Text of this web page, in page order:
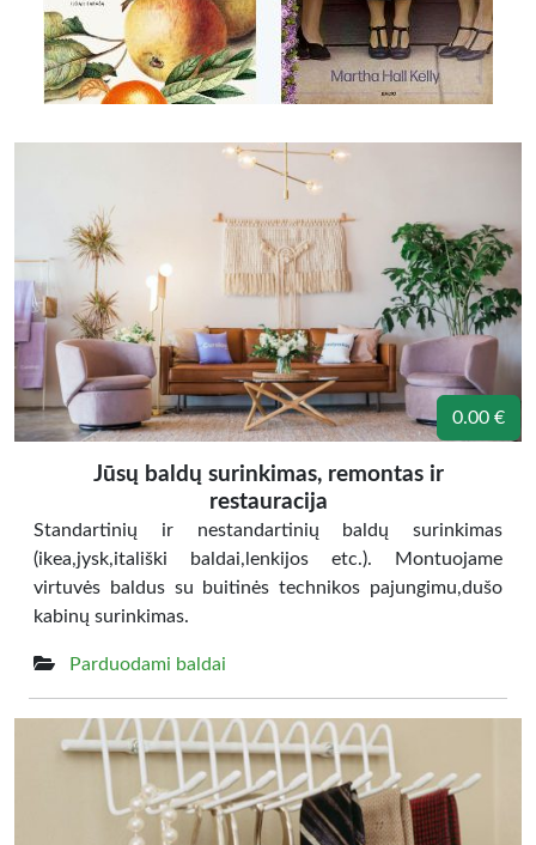
0.00 €
Jūsų baldų surinkimas, remontas ir
restauracija
Standartinių ir nestandartinių baldų surinkimas
(ikea,jysk,itališki baldai,lenkijos etc.). Montuojame
virtuvės baldus su buitinės technikos pajungimu,dušo
kabinų surinkimas.
Parduodami baldai